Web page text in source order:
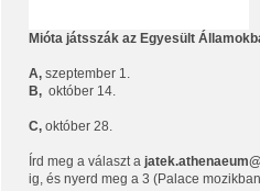
Mióta játsszák az Egyesült
A, szeptember 1.
B, október 14.
C, október 28.
Írd meg a választ a
ig, és nyerd meg a 3 (Palace